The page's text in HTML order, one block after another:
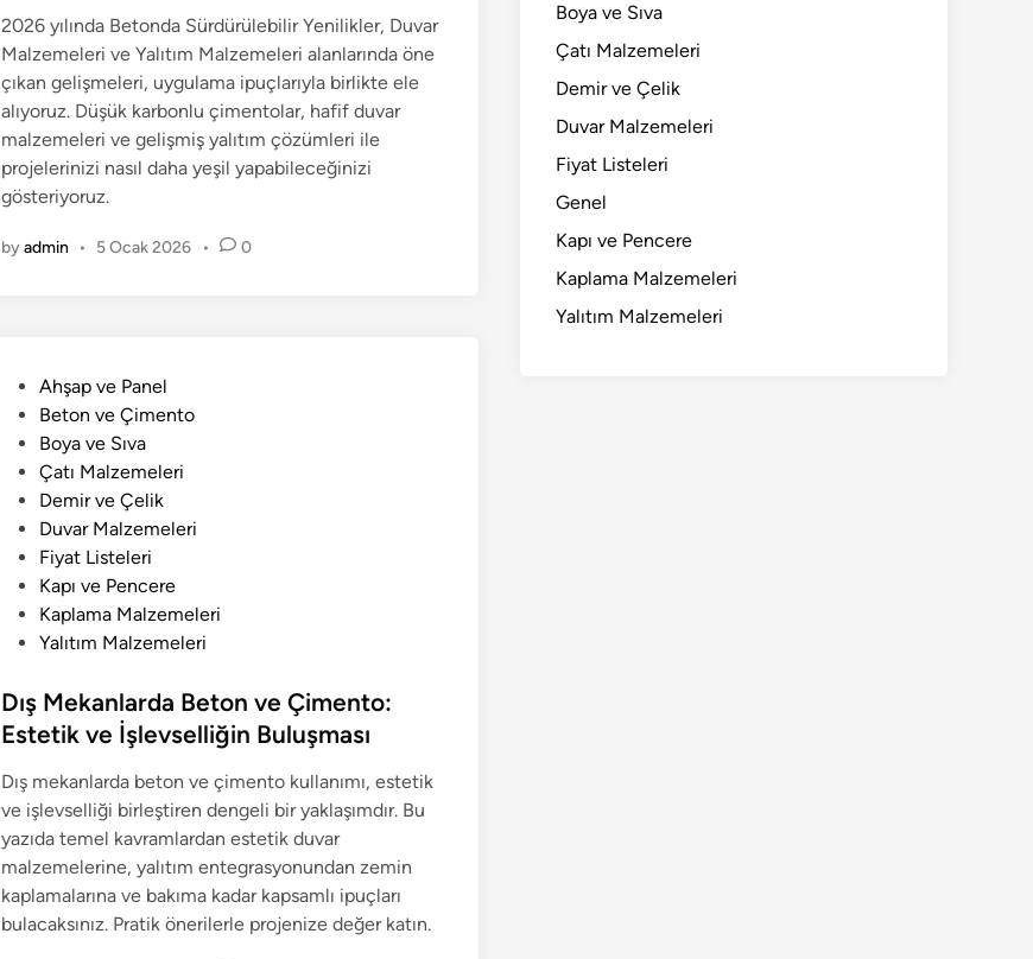
n
2026 yılında Betonda Sürdürülebilir Yenilikler, Duvar
Malzemeleri ve Yalıtım Malzemeleri alanlarında öne
çıkan gelişmeleri, uygulama ipuçlarıyla birlikte ele
alıyoruz. Düşük karbonlu çimentolar, hafif duvar
malzemeleri ve gelişmiş yalıtım çözümleri ile
projelerinizi nasıl daha yeşil yapabileceğinizi
gösteriyoruz.
byadmin • 5 Ocak 2026 • 0
Ahşap ve Panel
Beton ve Çimento
Boya ve Sıva
Çatı Malzemeleri
Demir ve Çelik
Duvar Malzemeleri
Fiyat Listeleri
Kapı ve Pencere
Kaplama Malzemeleri
Yalıtım Malzemeleri
Dış Mekanlarda Beton ve Çimento:
Estetik ve İşlevselliğin Buluşması
Dış mekanlarda beton ve çimento kullanımı, estetik
ve işlevselliği birleştiren dengeli bir yaklaşımdır. Bu
yazıda temel kavramlardan estetik duvar
malzemelerine, yalıtım entegrasyonundan zemin
kaplamalarına ve bakıma kadar kapsamlı ipuçları
bulacaksınız. Pratik önerilerle projenize değer katın.
Boya ve Sıva
Çatı Malzemeleri
Demir ve Çelik
Duvar Malzemeleri
Fiyat Listeleri
Genel
Kapı ve Pencere
Kaplama Malzemeleri
Yalıtım Malzemeleri